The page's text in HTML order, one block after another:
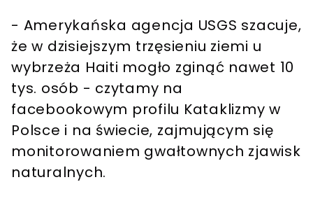
- Amerykańska agencja USGS szacuje,
że w dzisiejszym trzęsieniu ziemi u
wybrzeża Haiti mogło zginąć nawet 10
tys. osób - czytamy na
facebookowym profilu Kataklizmy w
Polsce i na świecie, zajmującym się
monitorowaniem gwałtownych zjawisk
naturalnych.